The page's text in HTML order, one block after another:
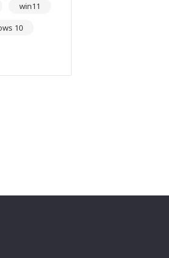
win11
10